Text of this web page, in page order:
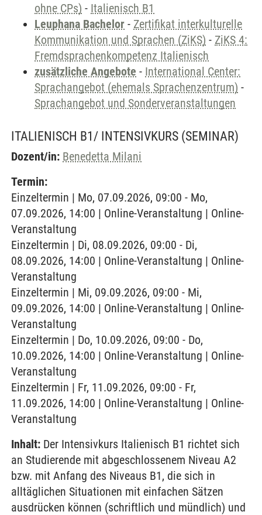
ohne CPs) - Italienisch B1
Leuphana Bachelor - Zertifikat interkulturelle
Kommunikation und Sprachen (ZiKS) - ZiKS 4:
Fremdsprachenkompetenz Italienisch
zusätzliche Angebote - International Center:
Sprachangebot (ehemals Sprachenzentrum) -
Sprachangebot und Sonderveranstaltungen
ITALIENISCH B1/ INTENSIVKURS (SEMINAR)
Dozent/in: Benedetta Milani
Termin:
Einzeltermin | Mo, 07.09.2026, 09:00 - Mo,
07.09.2026, 14:00 | Online-Veranstaltung | Online-
Veranstaltung
Einzeltermin | Di, 08.09.2026, 09:00 - Di,
08.09.2026, 14:00 | Online-Veranstaltung | Online-
Veranstaltung
Einzeltermin | Mi, 09.09.2026, 09:00 - Mi,
09.09.2026, 14:00 | Online-Veranstaltung | Online-
Veranstaltung
Einzeltermin | Do, 10.09.2026, 09:00 - Do,
10.09.2026, 14:00 | Online-Veranstaltung | Online-
Veranstaltung
Einzeltermin | Fr, 11.09.2026, 09:00 - Fr,
11.09.2026, 14:00 | Online-Veranstaltung | Online-
Veranstaltung
Inhalt: Der Intensivkurs Italienisch B1 richtet sich
an Studierende mit abgeschlossenem Niveau A2
bzw. mit Anfang des Niveaus B1, die sich in
alltäglichen Situationen mit einfachen Sätzen
ausdrücken können (schriftlich und mündlich) und